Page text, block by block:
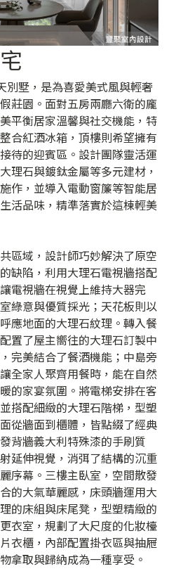
別墅，是為喜愛美式風與輕奢
莊園。面對五房兩廳六衛的龐
平衡居家溫馨與社交機能，特
合紅酒冰箱，頂樓則希望擁有
待的迎賓區。設計團隊靈活運
理石與鍍鈦金屬等多元建材，
作，並導入電動窗簾等智能居
活品味，精準落實於這棟輕美
區域，設計師巧妙解決了原空
缺陷，利用大理石電視牆搭配
電視牆在視覺上維持大器完
綠意與優質採光；天花板則以
應地面的大理石紋理。轉入餐
置了屋主嚮往的大理石訂製中
完美結合了餐酒機能；中島旁
全家人聚齊用餐時，能在自然
的家宴氛圍。將電梯安排在客
搭配細緻的大理石階梯，型塑
從牆面到櫃體，皆點綴了經典
背牆義大利特殊漆的手刷質
延伸視覺，消弭了結構的沉重
序幕。三樓主臥室，空間散發
的大氣華麗感，床頭牆運用大
的床組與床尾凳，型塑精緻的
衣室，規劃了大尺度的化妝檯
衣櫃，內部配置掛衣區與抽屜
拿取與歸納成為一種享受。